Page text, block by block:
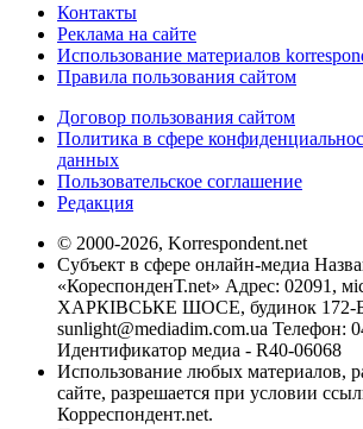
Контакты
Реклама на сайте
Использование материалов
Правила пользования сайтом
Договор пользования сайтом
Политика в сфере
данных
Пользовательское соглашение
Редакция
© 2000-2026, Korrespondent.net
Субъект в сфере онлайн-медиа
«КореспонденТ.net» Адрес: 02091,
ХАРКІВСЬКЕ ШОСЕ, будинок 172-Б,
sunlight@mediadim.com.ua Телефон:
Идентификатор медиа - R40-06068
Использование любых материалов,
сайте, разрешается при условии
Корреспондент.net.